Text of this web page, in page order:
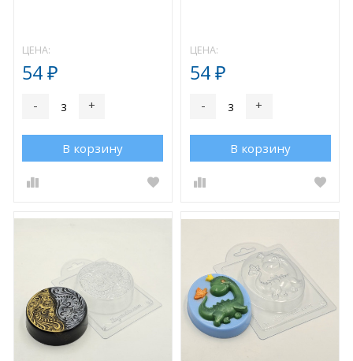
ЦЕНА:
54₽
- +
В корзину
ЦЕНА:
54 ₽
- +
В корзину